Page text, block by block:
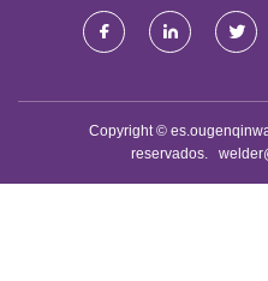
Copyright ©
reservados.